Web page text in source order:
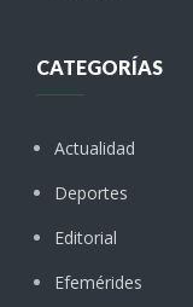
CATEGORÍAS
Actualidad
Deportes
Editorial
Efemérides